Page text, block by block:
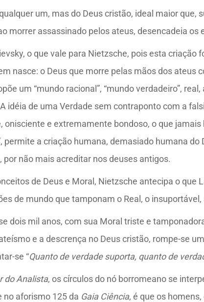
um, mas do Deus cristão, ideal maior
morrer assassinado pelos ateus, desencadeia
o que vale para Nietzsche, pois esta
nasce: o Deus que morre pelas mãos dos ateus
um “mundo racional”, “mundo verdadeiro”,
idéia de uma Verdade sem contraponto com a
e extremamente bondoso, o que jamais
permite a criação humana, demasiado humana
não mais acreditar nos deuses antigos.
de Deus e Moral, Nietzsche antecipa o que
de mundo que tamponam o Real, o insuportável,
dois mil anos, com sua Moral triste e
e a descrença no Deus cristão, rompe-se
se “Quanto de verdade suporta, quanto de
do Analista, os círculos do nó borromeano se
no aforismo 125 da Gaia Ciência, é que os